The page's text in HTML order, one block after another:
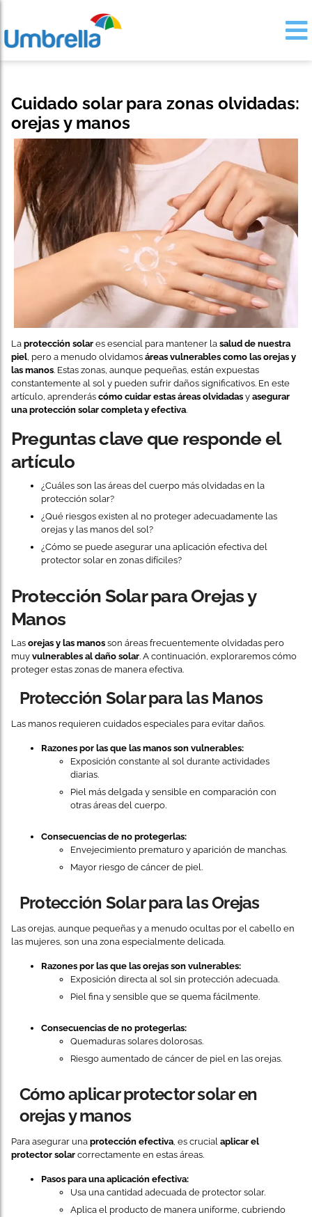
Cuidado solar para zonas olvidadas:
orejas y manos
La protección solar es esencial para mantener la salud de nuestra
piel , pero a menudo olvidamos áreas vulnerables como las orejas y
las manos. Estas zonas, aunque pequeñas, están expuestas
constantemente al sol y pueden sufrir daños significativos. En este
artículo, aprenderás cómo cuidar estas áreas olvidadas y asegurar
una protección solar completa y efectiva.
Preguntas clave que responde el
artículo
¿Cuáles son las áreas del cuerpo más olvidadas en la
protección solar?
¿Qué riesgos existen al no proteger adecuadamente las
orejas y las manos del sol?
¿Cómo se puede asegurar una aplicación efectiva del
protector solar en zonas difíciles?
Protección Solar para Orejas y
Manos
Las orejas y las manos son áreas frecuentemente olvidadas pero
muy vulnerables al daño solar. A continuación, exploraremos cómo
proteger estas zonas de manera efectiva.
Protección Solar para las Manos
Las manos requieren cuidados especiales para evitar daños.
Razones por las que las manos son vulnerables:
Exposición constante al sol durante actividades
diarias.
Piel más delgada y sensible en comparación con
otras áreas del cuerpo.
Consecuencias de no protegerlas:
Envejecimiento prematuro y aparición de manchas.
Mayor riesgo de cáncer de piel.
Protección Solar para las Orejas
Las orejas, aunque pequeñas y a menudo ocultas por el cabello en
las mujeres, son una zona especialmente delicada.
Razones por las que las orejas son vulnerables:
Exposición directa al sol sin protección adecuada.
Piel fina y sensible que se quema fácilmente.
Consecuencias de no protegerlas:
Quemaduras solares dolorosas.
Riesgo aumentado de cáncer de piel en las orejas.
Cómo aplicar protector solar en
orejas y manos
Para asegurar una protección efectiva , es crucial aplicar el
protector solar correctamente en estas áreas.
Pasos para una aplicación efectiva:
Usa una cantidad adecuada de protector solar.
Aplica el producto de manera uniforme, cubriendo